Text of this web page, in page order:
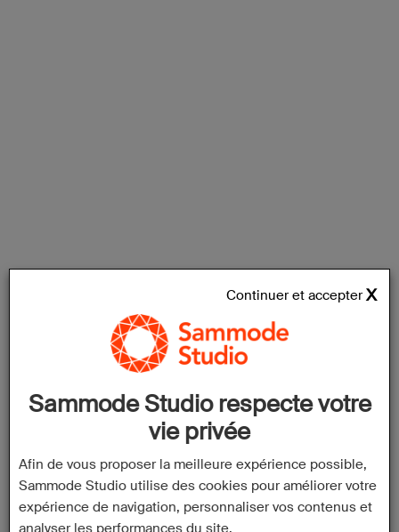
Continuer et accepter
Sammode Studio respecte votre
vie privée
Afin de vous proposer la meilleure expérience possible,
Sammode Studio utilise des cookies pour améliorer votre
expérience de navigation, personnaliser vos contenus et